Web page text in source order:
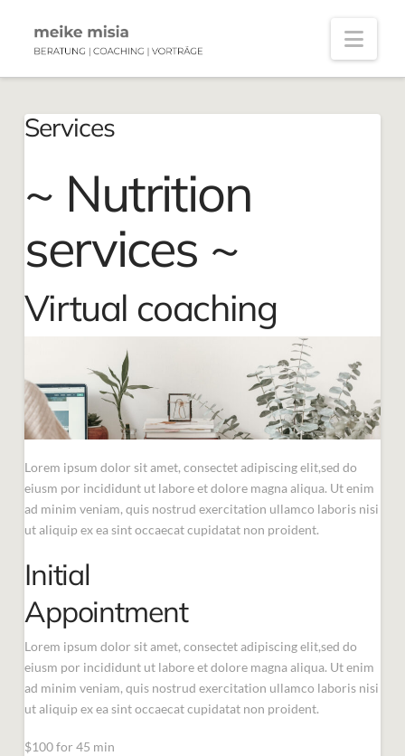
Services
~ Nutrition
services ~
Virtual coaching
Lorem ipsum dolor sit amet, consectet adipiscing elit,sed do
eiusm por incididunt ut labore et dolore magna aliqua. Ut enim
ad minim veniam, quis nostrud exercitation ullamco laboris nisi
ut aliquip ex ea sint occaecat cupidatat non proident.
Initial
Appointment
Lorem ipsum dolor sit amet, consectet adipiscing elit,sed do
eiusm por incididunt ut labore et dolore magna aliqua. Ut enim
ad minim veniam, quis nostrud exercitation ullamco laboris nisi
ut aliquip ex ea sint occaecat cupidatat non proident.
$100 for 45 min